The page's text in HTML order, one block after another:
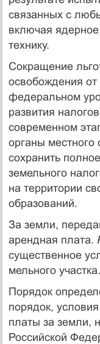
связанных с
включая
технику.
Сокращение
освобождения от
федеральном
развития
современном
органы
сохранить
земельного
на территории
образований.
За земли,
арендная плата.
существенное
мельного участка.
Порядок
порядок,
платы за земли,
Российской